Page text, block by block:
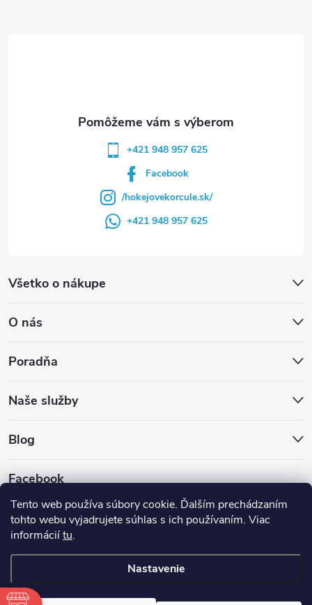
Tento web používa súbory cookie. Ďalším prechádzaním
tohto webu vyjadrujete súhlas s ich používaním. Viac
informáciítu.
Nastavenie
Všetko o nákupe
O nás
Poradňa
Naše služby
Blog
Facebook
+421 948 957 625
Facebook
/hokejovekorcule.sk/
+421 948 957 625